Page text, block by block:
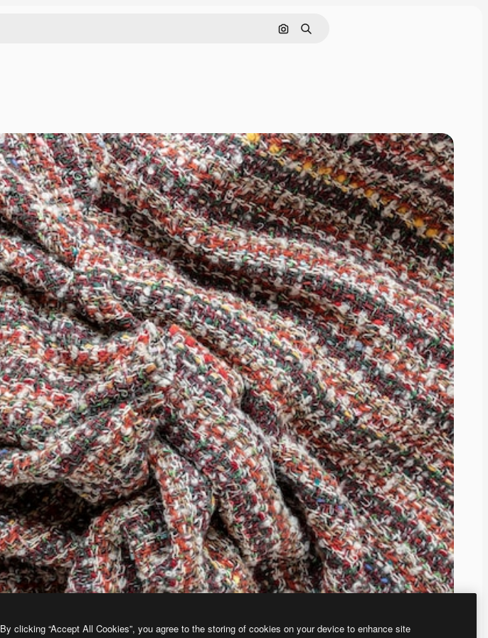
画像で検索
検索
By clicking “Accept All Cookies”, you agree to the storing of cookies on your device to enhance site